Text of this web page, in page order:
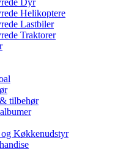
Helikoptere
Lastbiler
Traktorer
tilbehør
og Køkkenudstyr